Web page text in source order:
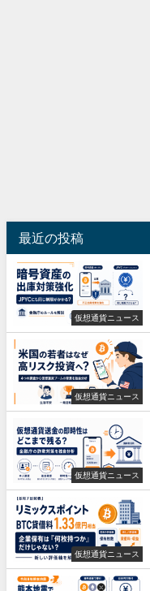
最近の投稿
仮想通貨ニュース
仮想通貨ニュース
仮想通貨ニュース
仮想通貨ニュース